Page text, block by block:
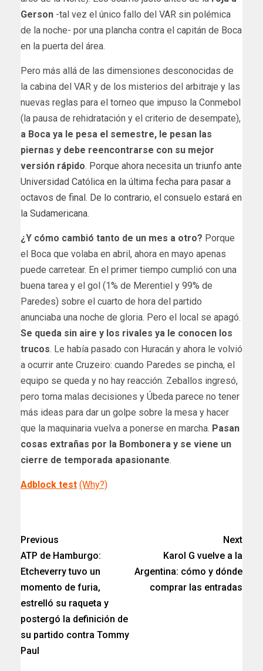
Gerson -tal vez el único fallo del VAR sin polémica
de la noche- por una plancha contra el capitán de Boca
en la puerta del área.
Pero más allá de las dimensiones desconocidas de
la cabina del VAR y de los misterios del arbitraje y las
nuevas reglas para el torneo que impuso la Conmebol
(la pausa de rehidratación y el criterio de desempate),
a Boca ya le pesa el semestre, le pesan las
piernas y debe reencontrarse con su mejor
versión rápido. Porque ahora necesita un triunfo ante
Universidad Católica en la última fecha para pasar a
octavos de final. De lo contrario, el consuelo estará en
la Sudamericana.
¿Y cómo cambió tanto de un mes a otro? Porque
el Boca que volaba en abril, ahora en mayo apenas
puede carretear. En el primer tiempo cumplió con una
buena tarea y el gol (1% de Merentiel y 99% de
Paredes) sobre el cuarto de hora del partido
anunciaba una noche de gloria. Pero el local se apagó.
Se queda sin aire y los rivales ya le conocen los
trucos. Le había pasado con Huracán y ahora le volvió
a ocurrir ante Cruzeiro: cuando Paredes se pincha, el
equipo se queda y no hay reacción. Zeballos ingresó,
pero toma malas decisiones y Úbeda parece no tener
más ideas para dar un golpe sobre la mesa y hacer
que la maquinaria vuelva a ponerse en marcha. Pasan
cosas extrañas por la Bombonera y se viene un
cierre de temporada apasionante.
Adblock test (Why?)
Previous
ATP de Hamburgo:
Etcheverry tuvo un
momento de furia,
estrelló su raqueta y
postergó la definición de
su partido contra Tommy
Paul
Next
Karol G vuelve a la
Argentina: cómo y dónde
comprar las entradas